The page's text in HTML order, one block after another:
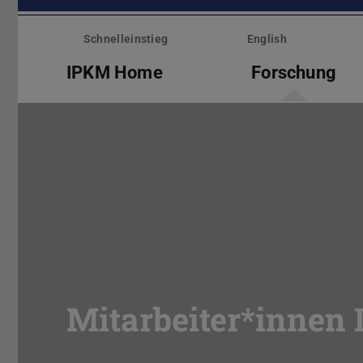
Menü
überspringenSchnelleinstieg English
IPKM Home Forschung
Mitarbeiter*innen